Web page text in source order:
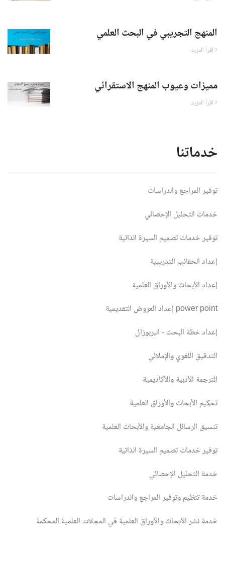
المنهج التجريبي في البحث العلمي
مميزات وعيوب المنهج الاستقرائي
خدماتنا
توفير المراجع والدراسات
خدمات التحليل الإحصائي
توفير خدمات تصميم السيرة الذاتية
إعداد الحقائب التدريبية
إعداد الأبحاث والأوراق العلمية
إعداد العروض التقديمية power point
إعداد خطة البحث - البربوزال
التدقيق اللغوي والإملائي
الترجمة الأدبية والأكاديمية
تحكيم الأبحاث والأوراق العلمية
تنسيق الرسائل الجامعية والأبحاث العلمية
توفير خدمات تصميم السيرة الذاتية
خدمة التحليل الإحصائي
خدمة تنظيم وتوفير المراجع والدراسات
خدمة نشر الأبحاث والأوراق العلمية في المجلات العلمية المحكمة